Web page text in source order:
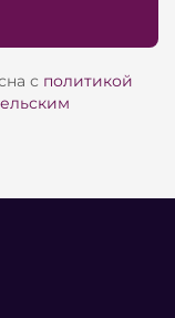
с политикой